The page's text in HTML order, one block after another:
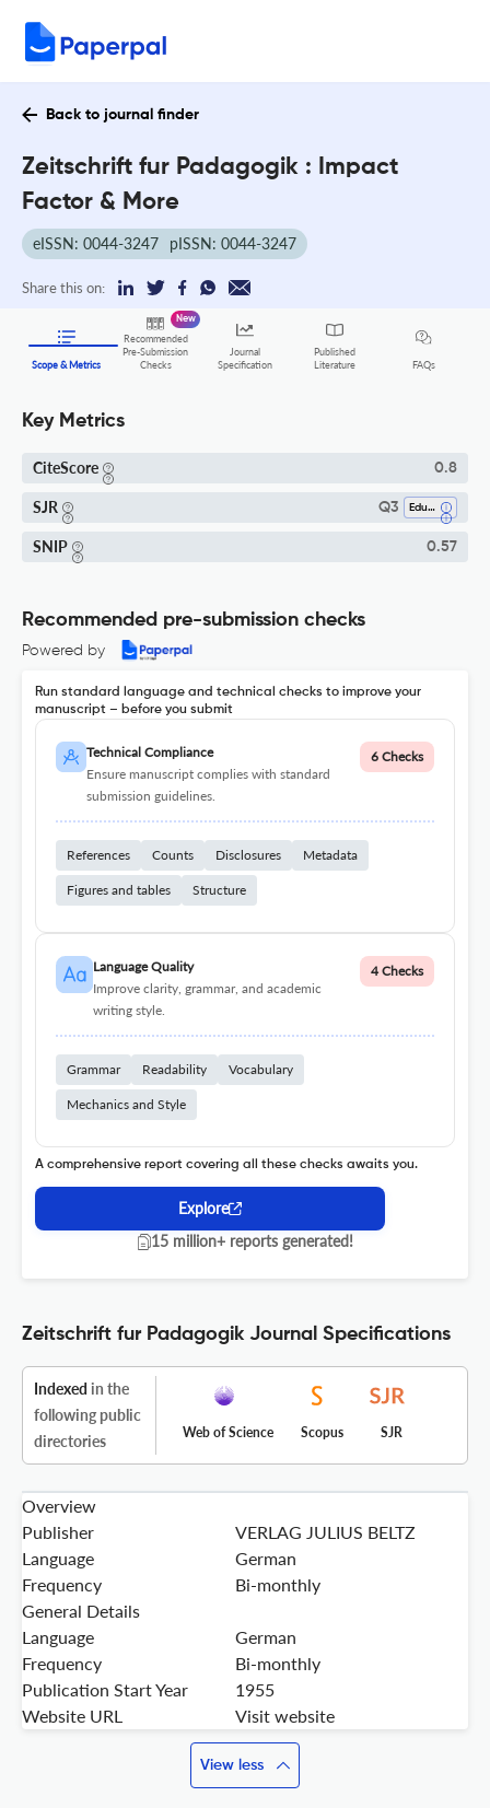
Back to journal finder
Zeitschrift fur Padagogik : Impact
Factor & More
eISSN: 0044-3247 pISSN: 0044-3247
Share this on:
Scope & Metrics
Recommended
Pre-Submission
Checks
New
Journal
Specification
Published
Literature
FAQs
Key Metrics
CiteScore 0.8
SJR Q3 Education
SNIP 0.57
Recommended pre-submission checks
Powered by
Run standard language and technical checks to improve your
manuscript – before you submit
Technical Compliance
Ensure manuscript complies with standard
submission guidelines.
6 Checks
References Counts Disclosures Metadata
Figures and tables Structure
Language Quality
Improve clarity, grammar, and academic
writing style.
4 Checks
Grammar Readability Vocabulary
Mechanics and Style
A comprehensive report covering all these checks awaits you.
Explore
15 million+ reports generated!
Zeitschrift fur Padagogik Journal Specifications
Indexed in the
following public
directories
Web of Science Scopus SJR
Overview
Publisher
VERLAG JULIUS BELTZ
Language
German
Frequency
Bi-monthly
General Details
Language
German
Frequency
Bi-monthly
Publication Start Year
1955
Website URL
Visit website
View less